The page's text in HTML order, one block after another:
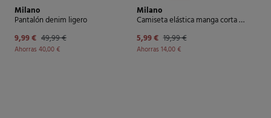
Milano
Pantalón denim ligero
9,99 € 49,99 €
Ahorras 40,00 €
Milano
Camiseta elástica manga corta soft touch
5,99 € 19,99 €
Ahorras 14,00 €